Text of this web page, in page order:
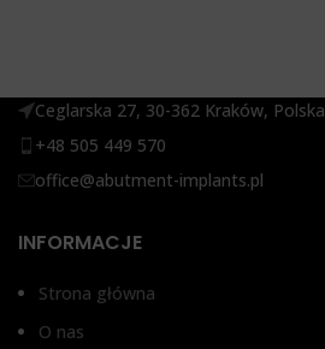
Ceglarska 27, 30-362 Kraków, Polska
+48 505 449 570
office@abutment-implants.pl
INFORMACJE
Strona główna
O nas